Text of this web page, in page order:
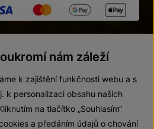
ZNOJMO, a. s.
nám záleží
k zajištění funkčnosti webu a s
k personalizaci obsahu našich
na tlačítko „Souhlasím“
a předáním údajů o chování